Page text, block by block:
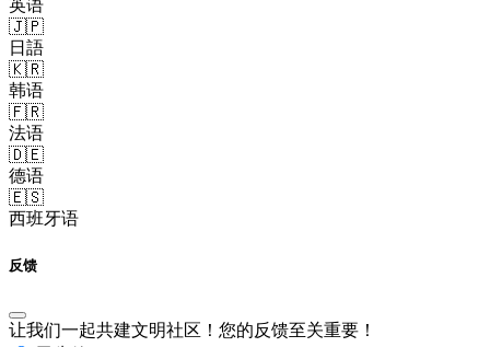
英语
🇯🇵
日語
🇰🇷
韩语
🇫🇷
法语
🇩🇪
德语
🇪🇸
西班牙语
反馈
让我们一起共建文明社区！您的反馈至关重要！